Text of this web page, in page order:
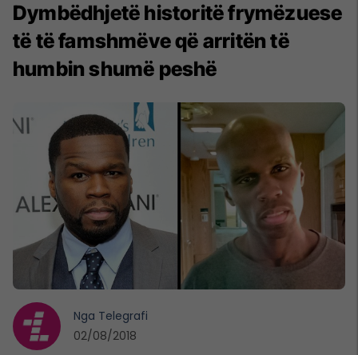
Dymbëdhjetë historitë frymëzuese
të të famshmëve që arritën të
humbin shumë peshë
Nga Telegrafi
02/08/2018